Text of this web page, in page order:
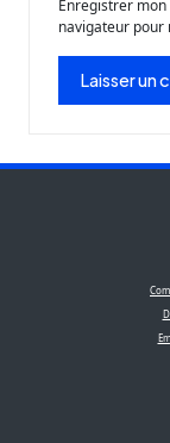
Enregistrer
navigateur pour